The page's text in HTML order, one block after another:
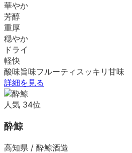
華やか
芳醇
重厚
穏やか
ドライ
軽快
酸味旨味フルーティ スッキリ 甘味
詳細を見る
人気 34位
酔鯨
高知県 / 酔鯨酒造